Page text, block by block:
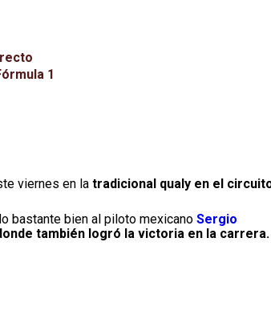
1
viernes en la tradicional qualy en el
bastante bien al piloto mexicano Sergio
también logró la victoria en la carrera.